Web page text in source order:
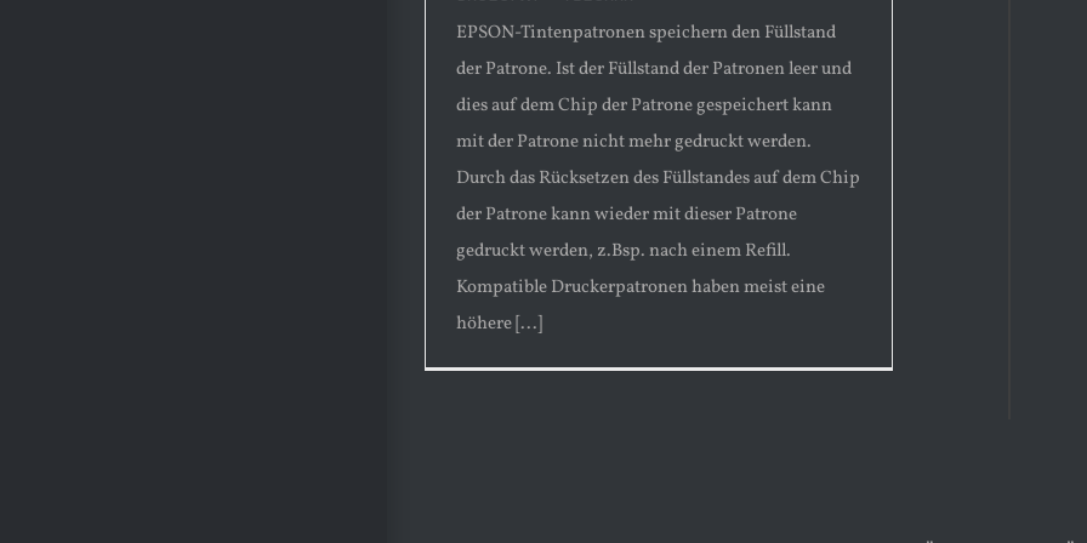
EPSON-Tintenpatronen speichern den Füllstand
der Patrone. Ist der Füllstand der Patronen leer und
dies auf dem Chip der Patrone gespeichert kann
mit der Patrone nicht mehr gedruckt werden.
Durch das Rücksetzen des Füllstandes auf dem Chip
der Patrone kann wieder mit dieser Patrone
gedruckt werden, z.Bsp. nach einem Refill.
Kompatible Druckerpatronen haben meist eine
höhere [...]